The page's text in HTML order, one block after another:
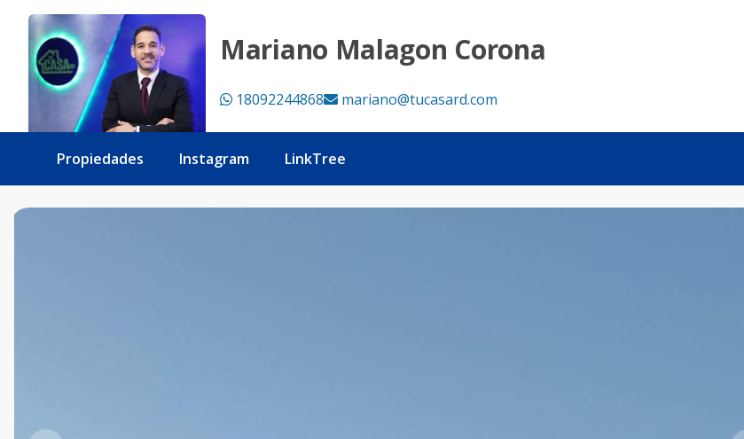
Mariano Malagon Corona
18092244868 mariano@tucasard.com
Propiedades Instagram LinkTree
Terreno en venta próximo a playa Punta Rucia y La Ensenada - Tu Casa RD